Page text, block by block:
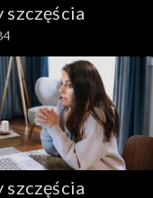
szczęścia
szczęścia